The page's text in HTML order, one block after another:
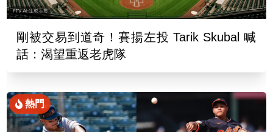
剛被交易到道奇！賽揚左投 Tarik Skubal 喊
話：渴望重返老虎隊
熱門